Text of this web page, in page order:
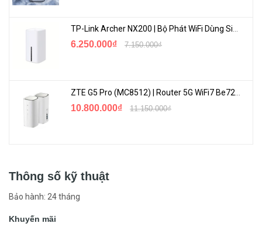
6.250.000₫ 7.150.000₫
10.800.000₫ 11.150.000₫
Thông số kỹ thuật
Bảo hành: 24 tháng
Khuyến mãi